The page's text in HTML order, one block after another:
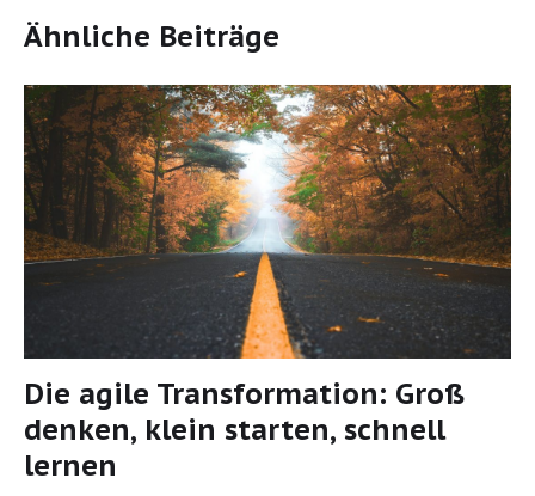
Ähnliche Beiträge
Die agile Transformation: Groß
denken, klein starten, schnell
lernen